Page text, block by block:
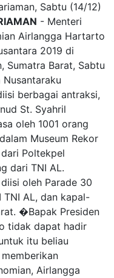
Sabtu (14/12)
- Menteri
Airlangga Hartarto
2019 di
Sumatra Barat, Sabtu
Nusantaraku
berbagai antraksi,
St. Syahril
oleh 1001 orang
Museum Rekor
dari Poltekpel
dari TNI AL.
oleh Parade 30
TNI AL, dan kapal-
�Bapak Presiden
tidak dapat hadir
itu beliau
Airlangga